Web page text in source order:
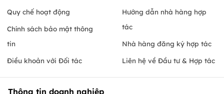
Quy chế hoạt động
Chính sách bảo mật thông
tin
Điều khoản với Đối tác
Hướng dẫn nhà hàng hợp
tác
Nhà hàng đăng ký hợp tác
Liên hệ về Đầu tư & Hợp tác
Thông tin doanh nghiệp